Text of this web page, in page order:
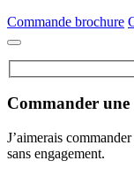
Commande brochure
Commander
J’aimerais
sans engagement.